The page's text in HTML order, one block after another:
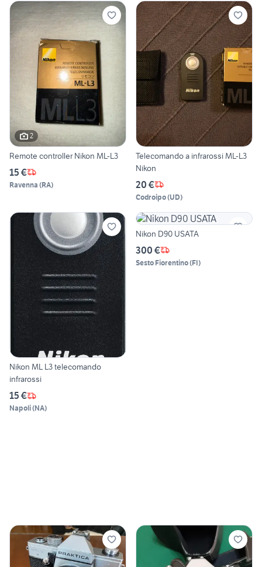
2
Remote controller Nikon ML-L3
15 €
Ravenna (RA)
Telecomando a infrarossi ML-L3
Nikon
20 €
Codroipo(UD)
Nikon ML L3 telecomando
infrarossi
15 €
Napoli(NA)
Nikon D90 USATA
300 €
Sesto Fiorentino(FI)